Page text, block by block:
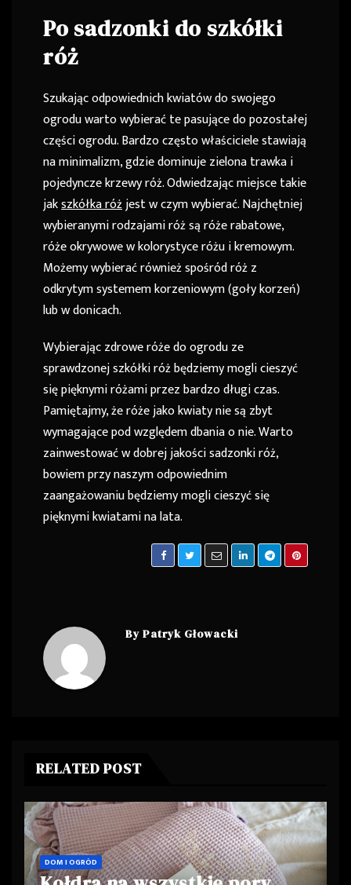
Po sadzonki do szkółki
róż
Szukając odpowiednich kwiatów do swojego
ogrodu warto wybierać te pasujące do pozostałej
części ogrodu. Bardzo często właściciele stawiają
na minimalizm, gdzie dominuje zielona trawka i
pojedyncze krzewy róż. Odwiedzając miejsce takie
jakszkółka różjest w czym wybierać. Najchętniej
wybieranymi rodzajami róż są róże rabatowe,
róże okrywowe w kolorystyce różu i kremowym.
Możemy wybierać również spośród róż z
odkrytym systemem korzeniowym (goły korzeń)
lub w donicach.
Wybierając zdrowe róże do ogrodu ze
sprawdzonej szkółki róż będziemy mogli cieszyć
się pięknymi różami przez bardzo długi czas.
Pamiętajmy, że róże jako kwiaty nie są zbyt
wymagające pod względem dbania o nie. Warto
zainwestować w dobrej jakości sadzonki róż,
bowiem przy naszym odpowiednim
zaangażowaniu będziemy mogli cieszyć się
pięknymi kwiatami na lata.
ByPatryk Głowacki
RELATED POST
DOM I OGRÓD